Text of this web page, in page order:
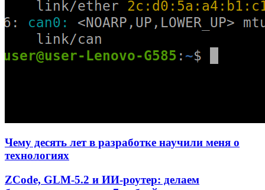
Чему десять лет в разработке научили меня о
технологиях
ZCode, GLM-5.2 и ИИ-роутер: делаем